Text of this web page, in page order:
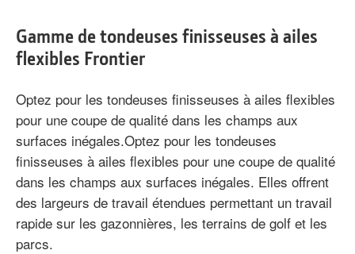
Gamme de tondeuses finisseuses à ailes
flexibles Frontier
Optez pour les tondeuses finisseuses à ailes flexibles
pour une coupe de qualité dans les champs aux
surfaces inégales.Optez pour les tondeuses
finisseuses à ailes flexibles pour une coupe de qualité
dans les champs aux surfaces inégales. Elles offrent
des largeurs de travail étendues permettant un travail
rapide sur les gazonnières, les terrains de golf et les
parcs.